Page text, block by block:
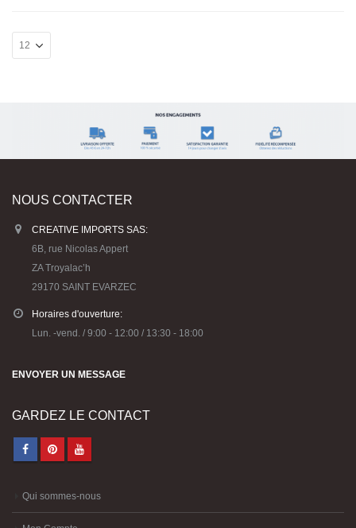
NOUS CONTACTER
CREATIVE IMPORTS SAS:
6B, rue Nicolas Appert
ZA Troyalac’h
29170 SAINT EVARZEC
Horaires d'ouverture:
Lun. -vend. / 9:00 - 12:00 / 13:30 - 18:00
ENVOYER UN MESSAGE
GARDEZ LE CONTACT
Qui sommes-nous